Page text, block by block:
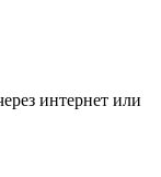
интернет или